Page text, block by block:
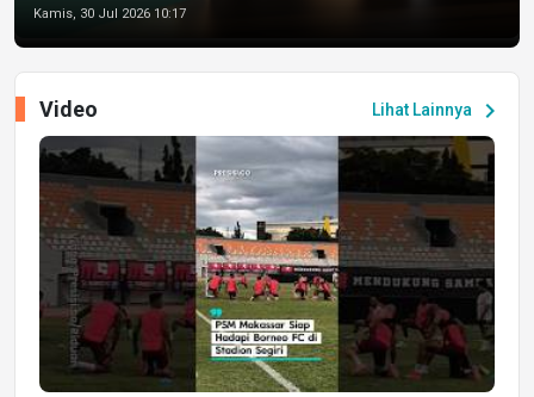
Kamis, 30 Jul 2026 10:17
Lihat Lainnya chevron_right
Video